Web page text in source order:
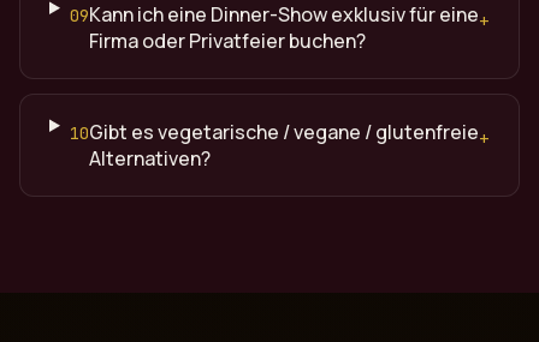
09Kann ich eine Dinner-Show exklusiv für eine
Firma oder Privatfeier buchen?
+
10Gibt es vegetarische / vegane / glutenfreie
Alternativen?
+